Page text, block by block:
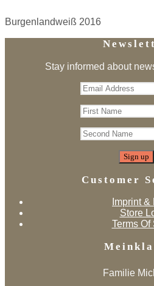
Burgenlandweiß 2016
Stay informed about
Customer
Imprint
Store
Terms Of
Familie